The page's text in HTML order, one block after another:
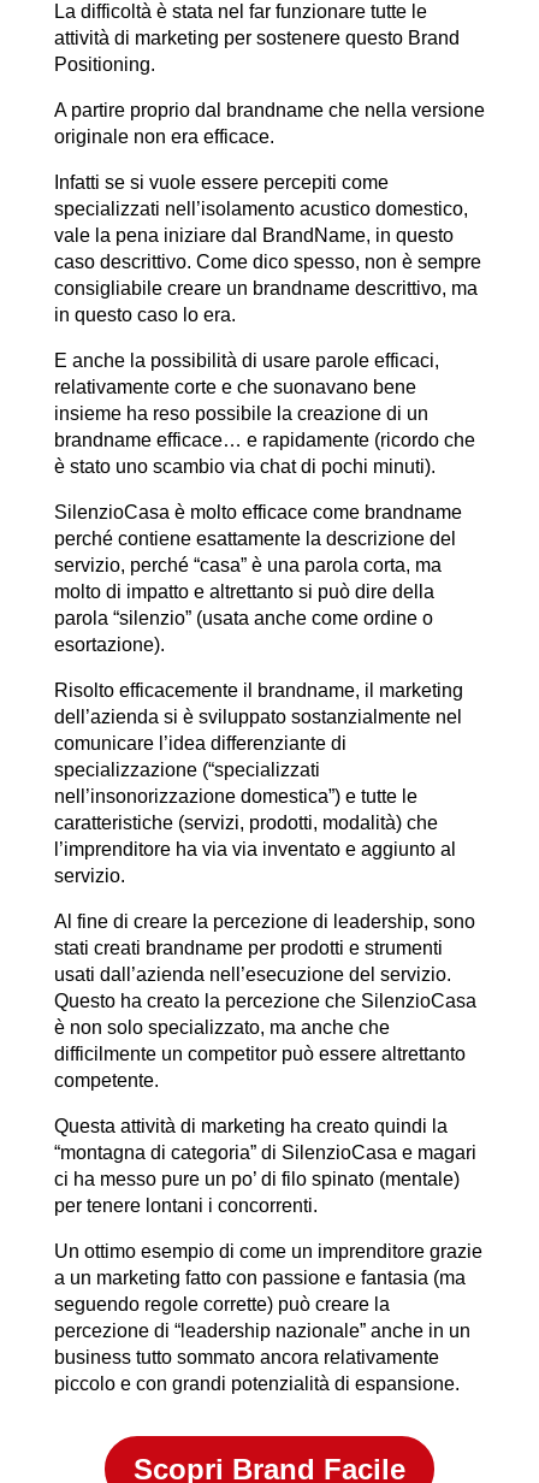
La difficoltà è stata nel far funzionare tutte le
attività di marketing per sostenere questo Brand
Positioning.
A partire proprio dal brandname che nella versione
originale non era efficace.
Infatti se si vuole essere percepiti come
specializzati nell’isolamento acustico domestico,
vale la pena iniziare dal BrandName, in questo
caso descrittivo. Come dico spesso, non è sempre
consigliabile creare un brandname descrittivo, ma
in questo caso lo era.
E anche la possibilità di usare parole efficaci,
relativamente corte e che suonavano bene
insieme ha reso possibile la creazione di un
brandname efficace… e rapidamente (ricordo che
è stato uno scambio via chat di pochi minuti).
SilenzioCasa è molto efficace come brandname
perché contiene esattamente la descrizione del
servizio, perché “casa” è una parola corta, ma
molto di impatto e altrettanto si può dire della
parola “silenzio” (usata anche come ordine o
esortazione).
Risolto efficacemente il brandname, il marketing
dell’azienda si è sviluppato sostanzialmente nel
comunicare l’idea differenziante di
specializzazione (“specializzati
nell’insonorizzazione domestica”) e tutte le
caratteristiche (servizi, prodotti, modalità) che
l’imprenditore ha via via inventato e aggiunto al
servizio.
Al fine di creare la percezione di leadership, sono
stati creati brandname per prodotti e strumenti
usati dall’azienda nell’esecuzione del servizio.
Questo ha creato la percezione che SilenzioCasa
è non solo specializzato, ma anche che
difficilmente un competitor può essere altrettanto
competente.
Questa attività di marketing ha creato quindi la
“montagna di categoria” di SilenzioCasa e magari
ci ha messo pure un po’ di filo spinato (mentale)
per tenere lontani i concorrenti.
Un ottimo esempio di come un imprenditore grazie
a un marketing fatto con passione e fantasia (ma
seguendo regole corrette) può creare la
percezione di “leadership nazionale” anche in un
business tutto sommato ancora relativamente
piccolo e con grandi potenzialità di espansione.
Scopri Brand Facile